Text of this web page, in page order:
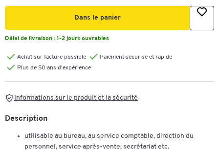
Dans le panier
Délai de livraison : 1-2 jours ouvrables
Achat sur facture possible
Paiement sécurisé et rapide
Plus de 50 ans d'expérience
Informations sur le produit et la sécurité
Description
utilisable au bureau, au service comptable, direction du
personnel, service après-vente, secrétariat etc.